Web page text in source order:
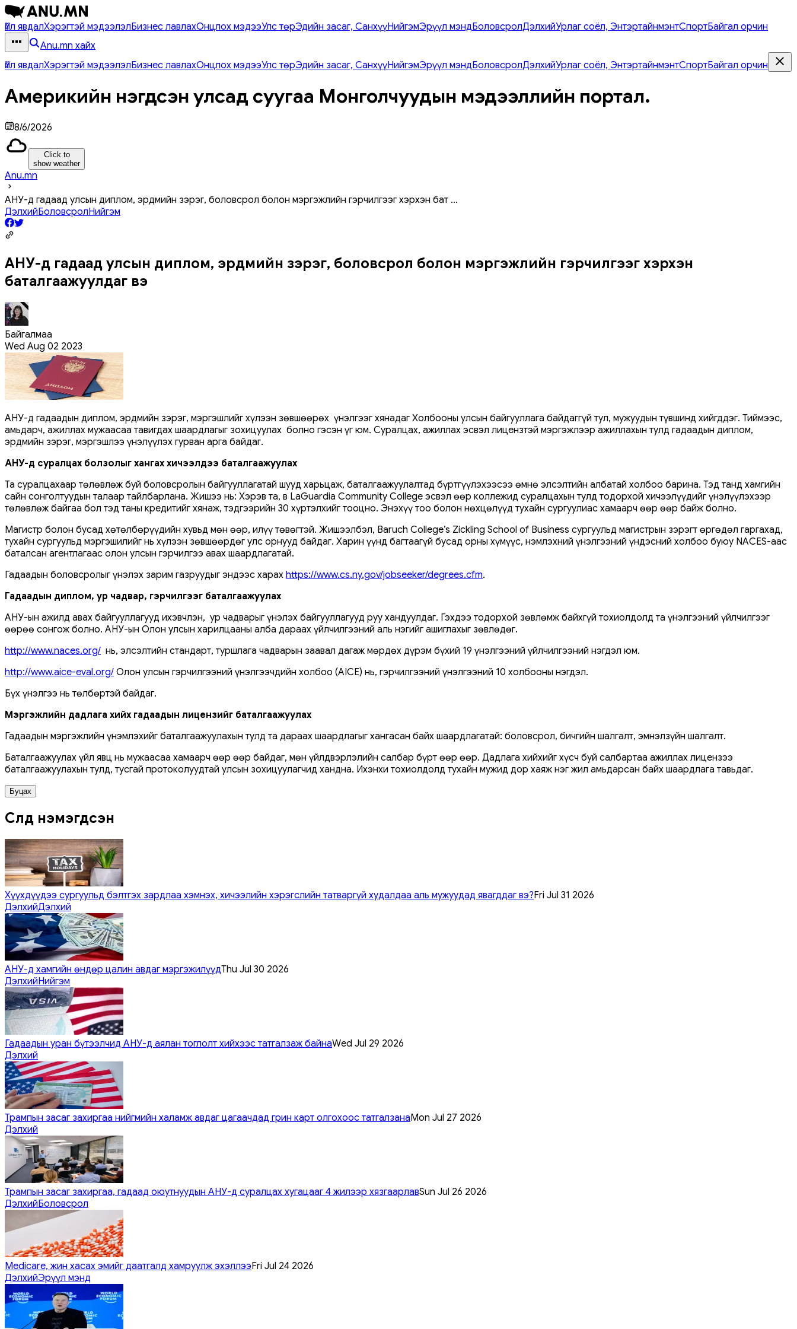
Үйл явдалХэрэгтэй мэдээлэлБизнес лавлахОнцлох мэдээУлс төрЭдийн засаг, СанхүүНийгэмЭрүүл мэндБоловсролДэлхийУрлаг соёл, ЭнтэртайнмэнтСпортБайгал орчин
Anu.mn хайх
Үйл явдалХэрэгтэй мэдээлэлБизнес лавлахОнцлох мэдээУлс төрЭдийн засаг, СанхүүНийгэмЭрүүл мэндБоловсролДэлхийУрлаг соёл, ЭнтэртайнмэнтСпортБайгал орчин
Америкийн нэгдсэн улсад суугаа Монголчуудын мэдээллийн портал.
8/6/2026
Click to
show weather
Anu.mn
АНУ-д гадаад улсын диплом, эрдмийн зэрэг, боловсрол болон мэргэжлийн гэрчилгээг хэрхэн бат ...
ДэлхийБоловсролНийгэм
АНУ-д гадаад улсын диплом, эрдмийн зэрэг, боловсрол болон мэргэжлийн гэрчилгээг хэрхэн
баталгаажуулдаг вэ
Байгалмаа
Wed Aug 02 2023
АНУ-д гадаадын диплом, эрдмийн зэрэг, мэргэшлийг хүлээн зөвшөөрөх үнэлгээг хянадаг Холбооны улсын байгууллага байдаггүй тул, мужуудын түвшинд хийгддэг. Тиймээс,
амьдарч, ажиллах мужаасаа тавигдах шаардлагыг зохицуулах болно гэсэн үг юм. Суралцах, ажиллах эсвэл лицензтэй мэргэжлээр ажиллахын тулд гадаадын диплом,
эрдмийн зэрэг, мэргэшлээ үнэлүүлэх гурван арга байдаг.
АНУ-д суралцах болзолыг хангах хичээлүүдээ баталгаажуулах
Та суралцахаар төлөвлөж буй боловсролын байгууллагатай шууд харьцаж, баталгаажуулалтад бүртгүүлэхээсээ өмнө элсэлтийн албатай холбоо барина. Тэд танд хамгийн
сайн сонголтуудын талаар тайлбарлана. Жишээ нь: Хэрэв та, в LaGuardia Community College эсвэл өөр коллежид суралцахын тулд тодорхой хичээлүүдийг үнэлүүлэхээр
төлөвлөж байгаа бол тэд таны кредитийг хянаж, тэдгээрийн 30 хүртэлхийг тооцно. Энэхүү тоо болон нөхцөлүүд тухайн сургуулиас хамаарч өөр өөр байж болно.
Магистр болон бусад хөтөлбөрүүдийн хувьд мөн өөр, илүү төвөгтэй. Жишээлбэл, Baruch College’s Zickling School of Business сургуульд магистрын зэрэгт өргөдөл гаргахад,
тухайн сургуульд мэргэшилийг нь хүлээн зөвшөөрдөг улс орнууд байдаг. Харин үүнд багтаагүй бусад орны хүмүүс, Үнэмлэхний үнэлгээний үндэсний холбоо буюу NACES-аас
баталсан агентлагаас олон улсын гэрчилгээ авах шаардлагатай.
Гадаадын боловсролыг үнэлэх зарим газруудыг эндээс харах https://www.cs.ny.gov/jobseeker/degrees.cfm.
Гадаадын диплом, ур чадвар, гэрчилгээг баталгаажуулах
АНУ-ын ажилд авах байгууллагууд ихэвчлэн, ур чадварыг үнэлэх байгууллагууд руу хандуулдаг. Гэхдээ тодорхой зөвлөмж байхгүй тохиолдолд та үнэлгээний үйлчилгээг
өөрөө сонгож болно. АНУ-ын Олон улсын харилцааны алба дараах үйлчилгээний аль нэгийг ашиглахыг зөвлөдөг.
http://www.naces.org/ нь, элсэлтийн стандарт, туршлага чадварын заавал дагаж мөрдөх дүрэм бүхий 19 үнэлгээний үйлчилгээний нэгдэл юм.
http://www.aice-eval.org/ Олон улсын гэрчилгээний үнэлгээчдийн холбоо (AICE) нь, гэрчилгээний үнэлгээний 10 холбооны нэгдэл.
Бүх үнэлгээ нь төлбөртэй байдаг.
Мэргэжлийн дадлага хийх гадаадын лицензийг баталгаажуулах
Гадаадын мэргэжлийн үнэмлэхийг баталгаажуулахын тулд та дараах шаардлагыг хангасан байх шаардлагатай: боловсрол, бичгийн шалгалт, эмнэлзүйн шалгалт.
Баталгаажуулах үйл явц нь мужаасаа хамаарч өөр өөр байдаг, мөн үйлдвэрлэлийн салбар бүрт өөр өөр. Дадлага хийхийг хүсч буй салбартаа ажиллах лицензээ
баталгаажуулахын тулд, тусгай протоколуудтай улсын зохицуулагчид хандна. Ихэнхи тохиолдолд тухайн мужид дор хаяж нэг жил амьдарсан байх шаардлага тавьдаг.
Буцах
Сүүлд нэмэгдсэн
Хүүхдүүдээ сургуульд бэлтгэх зардлаа хэмнэх, хичээлийн хэрэгслийн татваргүй худалдаа аль мужуудад явагддаг вэ?Fri Jul 31 2026
ДэлхийДэлхий
АНУ-д хамгийн өндөр цалин авдаг мэргэжилүүдThu Jul 30 2026
ДэлхийНийгэм
Гадаадын уран бүтээлчид АНУ-д аялан тоглолт хийхээс татгалзаж байнаWed Jul 29 2026
Дэлхий
Трампын засаг захиргаа нийгмийн халамж авдаг цагаачдад грин карт олгохоос татгалзанаMon Jul 27 2026
Дэлхий
Трампын засаг захиргаа, гадаад оюутнуудын АНУ-д суралцах хугацааг 4 жилээр хязгаарлавSun Jul 26 2026
ДэлхийБоловсрол
Medicare, жин хасах эмийг даатгалд хамруулж эхэллээFri Jul 24 2026
ДэлхийЭрүүл мэнд